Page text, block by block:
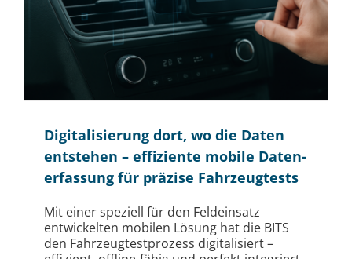
Digi­tali­sierung dort, wo die Daten
entstehen – effiziente mobile Daten­
erfassung für präzise Fahrzeug­tests
Mit einer speziell für den Feldeinsatz
entwickelten mobilen Lösung hat die BITS
den Fahrzeugtestprozess digitalisiert –